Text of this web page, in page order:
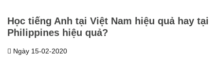
Học tiếng Anh tại Việt Nam hiệu quả hay tại
Philippines hiệu quả?
Ngày 15-02-2020